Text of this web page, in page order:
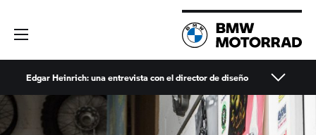
Edgar Heinrich: una entrevista con el director de diseño